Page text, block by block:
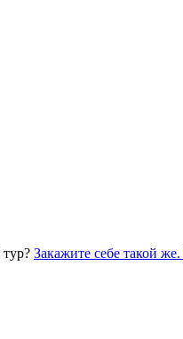
Закажите себе такой же.